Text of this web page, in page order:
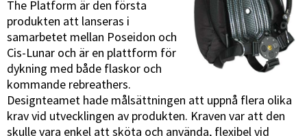
The Platform är den första
produkten att lanseras i
samarbetet mellan Poseidon och
Cis-Lunar och är en plattform för
dykning med både flaskor och
kommande rebreathers.
Designteamet hade målsättningen att uppnå flera olika
krav vid utvecklingen av produkten. Kraven var att den
skulle vara enkel att sköta och använda, flexibel vid